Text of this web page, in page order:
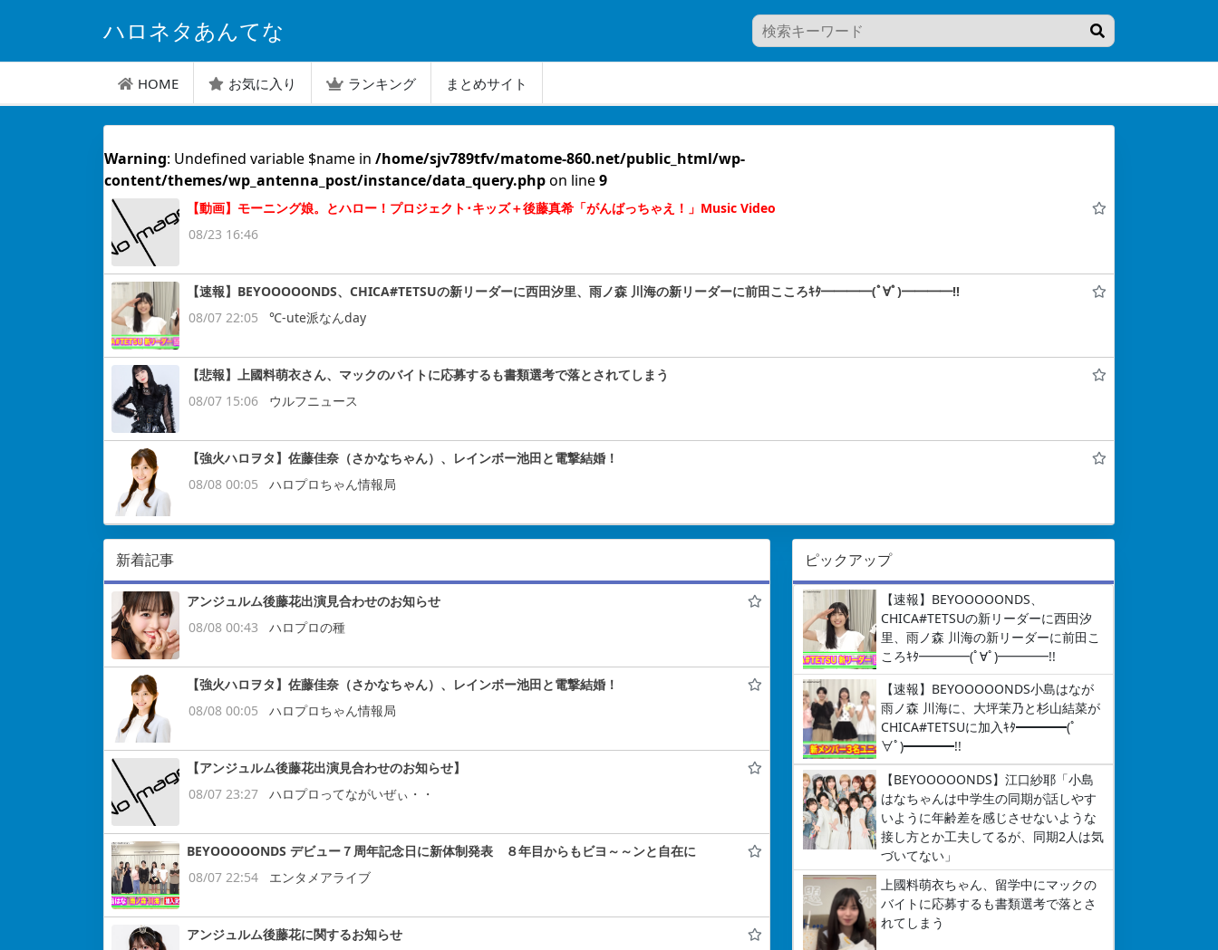
ハロネタあんてな
HOME お気に入り ランキング まとめサイト
Warning: Undefined variable $name in /home/sjv789tfv/matome-860.net/public_html/wp-
content/themes/wp_antenna_post/instance/data_query.phpon line9
【動画】モーニング娘。とハロー！プロジェクト･キッズ＋後藤真希「がんばっちゃえ！」Music Video
08/23 16:46
【速報】BEYOOOOONDS、CHICA#TETSUの新リーダーに西田汐里、雨ノ森 川海の新リーダーに前田こころｷﾀ━━━━(ﾟ∀ﾟ)━━━━!!
08/07 22:05
℃-ute派なんday
【悲報】上國料萌衣さん、マックのバイトに応募するも書類選考で落とされてしまう
08/07 15:06
ウルフニュース
【強火ハロヲタ】佐藤佳奈（さかなちゃん）、レインボー池田と電撃結婚！
08/08 00:05
ハロプロちゃん情報局
ピックアップ
【速報】BEYOOOOONDS、
CHICA#TETSUの新リーダーに西田汐
里、雨ノ森 川海の新リーダーに前田こ
ころｷﾀ━━━━(ﾟ∀ﾟ)━━━━!!
【速報】BEYOOOOONDS小島はなが
雨ノ森 川海に、大坪茉乃と杉山結菜が
CHICA#TETSUに加入ｷﾀ━━━━(ﾟ
∀ﾟ)━━━━!!
【BEYOOOOONDS】江口紗耶「小島
はなちゃんは中学生の同期が話しやす
いように年齢差を感じさせないような
接し方とか工夫してるが、同期2人は気
づいてない」
上國料萌衣ちゃん、留学中にマックの
バイトに応募するも書類選考で落とさ
れてしまう
新着記事
アンジュルム後藤花出演見合わせのお知らせ
08/08 00:43
ハロプロの種
【強火ハロヲタ】佐藤佳奈（さかなちゃん）、レインボー池田と電撃結婚！
08/08 00:05
ハロプロちゃん情報局
【アンジュルム後藤花出演見合わせのお知らせ】
08/07 23:27
ハロプロってながいぜぃ・・
BEYOOOOONDS デビュー７周年記念日に新体制発表 ８年目からもビヨ～～ンと自在に
08/07 22:54
エンタメアライブ
アンジュルム後藤花に関するお知らせ